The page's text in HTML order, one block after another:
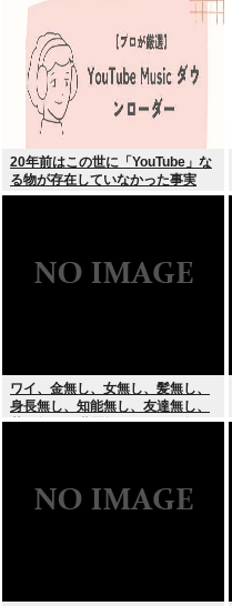
20年前はこの世に「YouTube」な
る物が存在していなかった事実
ワイ、金無し、女無し、髪無し、
身長無し、知能無し、友達無し、
若さ無し、職歴無し、やる気無し